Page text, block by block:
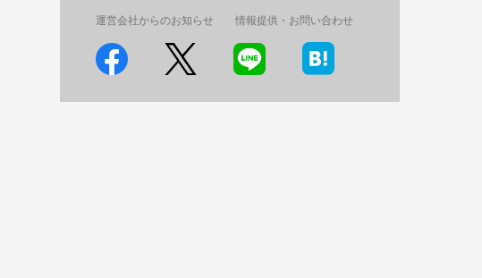
運営会社からのお知らせ 情報提供・お問い合わせ